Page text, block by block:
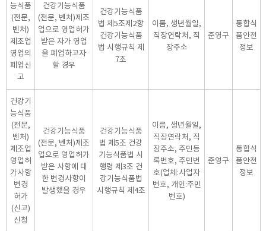
능식품
(전문,
벤처)
제조업
영업의
폐업신
고
건강기능식품
(전문, 벤처)제조
업으로 영업허가
받은 자가 영업
을 폐업하고자
할 경우
건강기능식품
법 제5조제2항
건강기능식품
법 시행규칙 제
7조
이름, 생년월일,
직장연락처, 직
장주소
준영구
통합식
품안전
정보
건강기
능식품
(전문,
벤처)
제조업
영업허
가사항
변경
허가
(신고)
신청
건강기능식품
(전문, 벤처)제조
업으로 영업허가
받은 사항에 대
한 변경사항이
발생했을 경우
건강기능식품
법 제5조 건강
기능식품법 시
행령 제3조 건
강기능식품법
시행규칙 제4조
이름, 생년월일,
직장연락처, 직
장주소, 주민등
록번호, 주민번
호(업체:사업자
번호, 개인:주민
번호)
준영구
통합식
품안전
정보